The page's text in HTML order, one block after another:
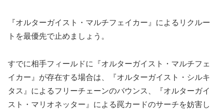
『オルターガイスト・マルチフェイカー』によるリクルー
トを最優先で止めましょう。
すでに相手フィールドに『オルターガイスト・マルチフェ
イカー』が存在する場合は、『オルターガイスト・シルキ
タス』によるフリーチェーンのバウンス、『オルターガイ
スト・マリオネッター』による罠カードのサーチを妨害し